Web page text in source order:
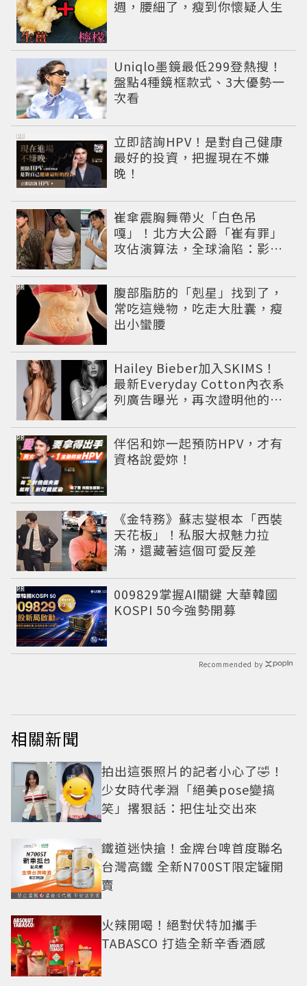
週，腰細了，瘦到你懷疑人生
Uniqlo墨鏡最低299登熱搜！
盤點4種鏡框款式、3大優勢一
次看
立即諮詢HPV！是對自己健康
最好的投資，把握現在不嫌
晚！
PR
崔傘震胸舞帶火「白色吊
嘎」！北方大公爵「崔有罪」
攻佔演算法，全球淪陷：影片
腹部脂肪的「剋星」找到了，
常吃這幾物，吃走大肚囊，瘦
出小蠻腰
PR
Hailey Bieber加入SKIMS！
最新Everyday Cotton內衣系
列廣告曝光，再次證明他的帶
伴侶和妳一起預防HPV，才有
資格說愛妳！
PR
《金特務》蘇志燮根本「西裝
天花板」！私服大叔魅力拉
滿，還藏著這個可愛反差
009829掌握AI關鍵 大華韓國
KOSPI 50今強勢開募
PR
Recommended by
相關新聞
拍出這張照片的記者小心了🤣！
少女時代孝淵「絕美pose變搞
笑」撂狠話：把住址交出來
鐵道迷快搶！金牌台啤首度聯名
台灣高鐵 全新N700ST限定罐開
賣
火辣開喝！絕對伏特加攜手
TABASCO 打造全新辛香酒感